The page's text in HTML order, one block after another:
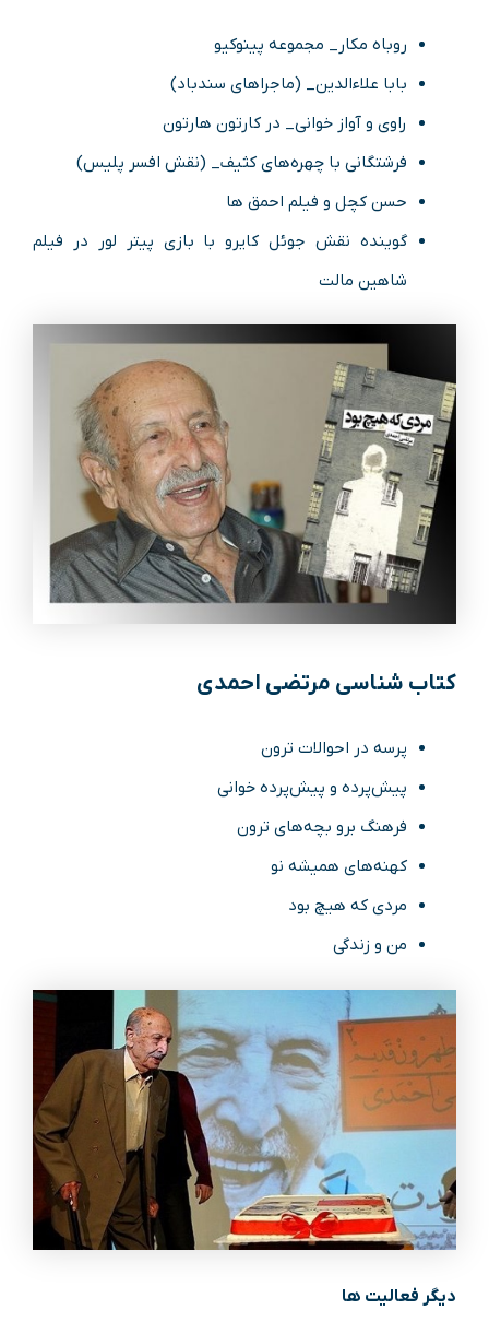
روباه مکار_ مجموعه پینوکیو
بابا علاءالدین_ (ماجراهای سندباد)
راوی و آواز خوانی_ در کارتون هارتون
فرشتگانی با چهره‌های کثیف_ (نقش افسر پلیس)
حسن کچل و فیلم احمق‌ ها
گوینده نقش جوئل کایرو با بازی پیتر لور در فیلم
شاهین مالت
کتاب شناسی مرتضی احمدی
پرسه در احوالات ترون
پیش‌پرده و پیش‌پرده خوانی
فرهنگ برو بچه‌های ترون
ک‍ه‍ن‍ه‌ه‍ای ه‍م‍ی‍ش‍ه ن‍و
مردی که هیچ بود
م‍ن و زن‍دگ‍ی
دیگر فعالیت ها